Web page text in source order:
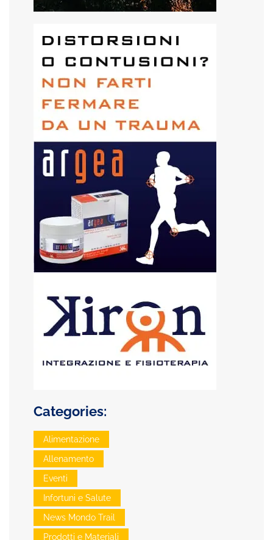
Categories:
Alimentazione
Allenamento
Eventi
Infortuni e Salute
News Mondo Trail
Prodotti e Materiali